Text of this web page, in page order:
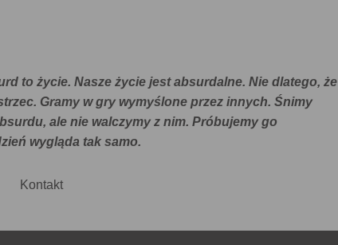
to życie. Nasze życie jest absurdalne. Nie dlatego, że
Gramy w gry wymyślone przez innych. Śnimy
ale nie walczymy z nim. Próbujemy go
wygląda tak samo.
Kontakt